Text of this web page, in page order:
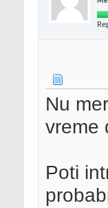
Nu
vreme
Poti